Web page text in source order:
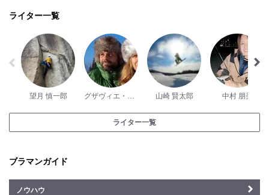
ライター一覧
望月 慎一郎 山崎 賢太郎 中村 朋美
ライター一覧
ブラマンガイド
ノウハウ